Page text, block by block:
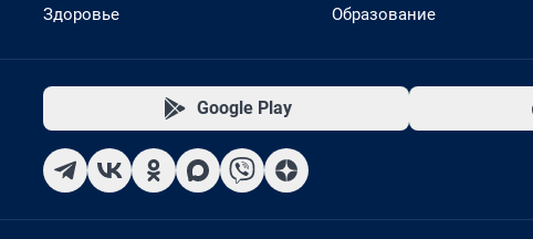
Здоровье
Образование
Google Play